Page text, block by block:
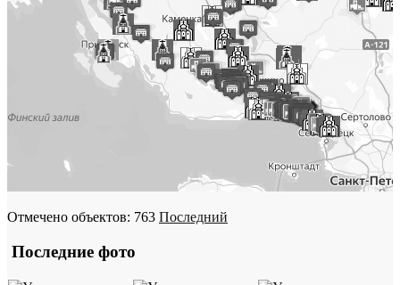
Отмечено объектов: 763 Последний
Последние фото